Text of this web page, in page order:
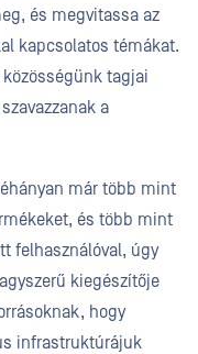
és megvitassa az
kapcsolatos témákat.
tagjai
a
már több mint
és több mint
felhasználóval, úgy
kiegészítője
hogy
infrastruktúrájuk